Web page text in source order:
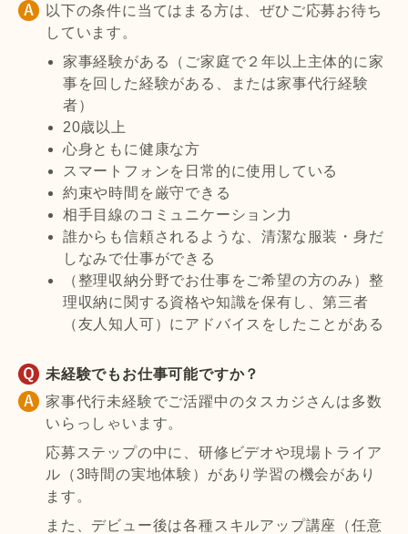
以下の条件に当てはまる方は、ぜひご応募お待ち
しています。
家事経験がある（ご家庭で２年以上主体的に家
事を回した経験がある、または家事代行経験
者）
20歳以上
心身ともに健康な方
スマートフォンを日常的に使用している
約束や時間を厳守できる
相手目線のコミュニケーション力
誰からも信頼されるような、清潔な服装・身だ
しなみで仕事ができる
（整理収納分野でお仕事をご希望の方のみ）整
理収納に関する資格や知識を保有し、第三者
（友人知人可）にアドバイスをしたことがある
未経験でもお仕事可能ですか？
家事代行未経験でご活躍中のタスカジさんは多数
いらっしゃいます。
応募ステップの中に、研修ビデオや現場トライア
ル（3時間の実地体験）があり学習の機会があり
ます。
また、デビュー後は各種スキルアップ講座（任意